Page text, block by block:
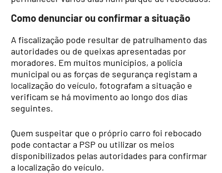
Como denunciar ou confirmar a situação
A fiscalização pode resultar de patrulhamento das
autoridades ou de queixas apresentadas por
moradores. Em muitos municípios, a polícia
municipal ou as forças de segurança registam a
localização do veículo, fotografam a situação e
verificam se há movimento ao longo dos dias
seguintes.
Quem suspeitar que o próprio carro foi rebocado
pode contactar a PSP ou utilizar os meios
disponibilizados pelas autoridades para confirmar
a localização do veículo.